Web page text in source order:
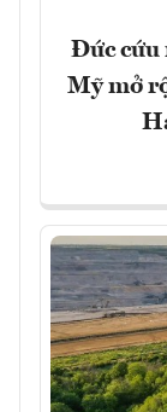
Đức cứu
Mỹ mở